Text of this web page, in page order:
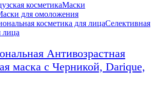
косметикаМаски
для омоложения
косметика для лицаСелективная
лица
Антивозрастная
маска с Черникой, Darique,